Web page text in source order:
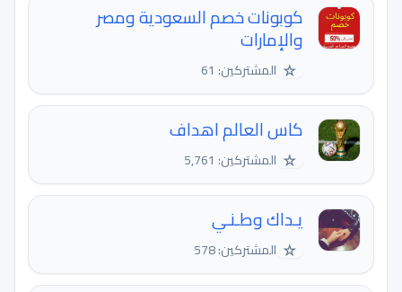
كوبونات خصم السعودية ومصر
والإمارات
☆ المشتركين: 61
كاس العالم اهداف
☆ المشتركين: 5,761
يـداك وطـنـي
☆ المشتركين: 578